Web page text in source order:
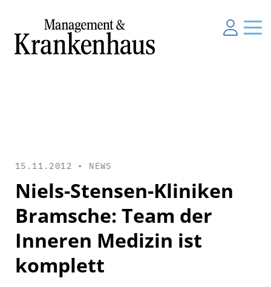
15.11.2012 • NEWS
Niels-Stensen-Kliniken
Bramsche: Team der
Inneren Medizin ist
komplett